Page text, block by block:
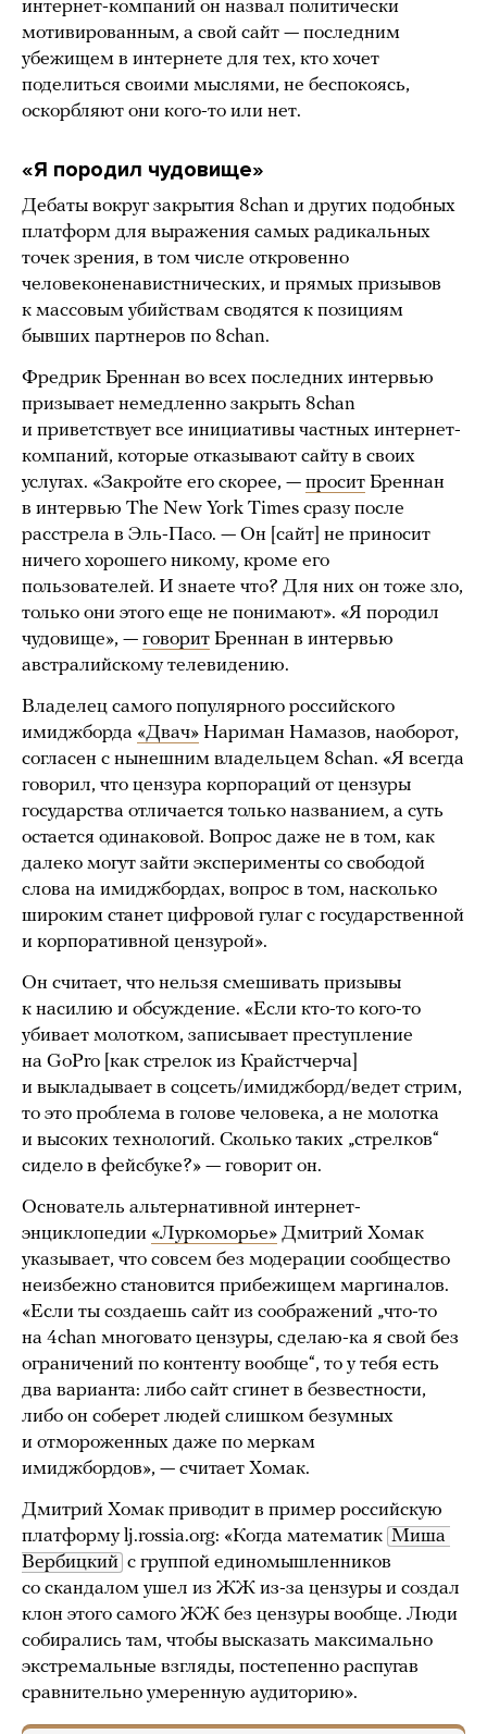
интернет-компаний он назвал политически
мотивированным, а свой сайт — последним
убежищем в интернете для тех, кто хочет
поделиться своими мыслями, не беспокоясь,
оскорбляют они кого-то или нет.
«Я породил чудовище»
Дебаты вокруг закрытия 8chan и других подобных
платформ для выражения самых радикальных
точек зрения, в том числе откровенно
человеконенавистнических, и прямых призывов
к массовым убийствам сводятся к позициям
бывших партнеров по 8chan.
Фредрик Бреннан во всех последних интервью
призывает немедленно закрыть 8chan
и приветствует все инициативы частных интернет-
компаний, которые отказывают сайту в своих
услугах. «Закройте его скорее, — просит Бреннан
в интервью The New York Times сразу после
расстрела в Эль-Пасо. — Он [сайт] не приносит
ничего хорошего никому, кроме его
пользователей. И знаете что? Для них он тоже зло,
только они этого еще не понимают». «Я породил
чудовище», — говорит Бреннан в интервью
австралийскому телевидению.
Владелец самого популярного российского
имиджборда «Двач» Нариман Намазов, наоборот,
согласен с нынешним владельцем 8сhan. «Я всегда
говорил, что цензура корпораций от цензуры
государства отличается только названием, а суть
остается одинаковой. Вопрос даже не в том, как
далеко могут зайти эксперименты со свободой
слова на имиджбордах, вопрос в том, насколько
широким станет цифровой гулаг с государственной
и корпоративной цензурой».
Он считает, что нельзя смешивать призывы
к насилию и обсуждение. «Если кто-то кого-то
убивает молотком, записывает преступление
на GoPro [как стрелок из Крайстчерча]
и выкладывает в соцсеть/имиджборд/ведет стрим,
то это проблема в голове человека, а не молотка
и высоких технологий. Сколько таких „стрелков“
сидело в фейсбуке?» — говорит он.
Основатель альтернативной интернет-
энциклопедии «Луркоморье» Дмитрий Хомак
указывает, что совсем без модерации сообщество
неизбежно становится прибежищем маргиналов.
«Если ты создаешь сайт из соображений „что-то
на 4chan многовато цензуры, сделаю-ка я свой без
ограничений по контенту вообще“, то у тебя есть
два варианта: либо сайт сгинет в безвестности,
либо он соберет людей слишком безумных
и отмороженных даже по меркам
имиджбордов», — считает Хомак.
Дмитрий Хомак приводит в пример российскую
платформу lj.rossia.org: «Когда математик Миша
Вербицкий с группой единомышленников
со скандалом ушел из ЖЖ из-за цензуры и создал
клон этого самого ЖЖ без цензуры вообще. Люди
собирались там, чтобы высказать максимально
экстремальные взгляды, постепенно распугав
сравнительно умеренную аудиторию».